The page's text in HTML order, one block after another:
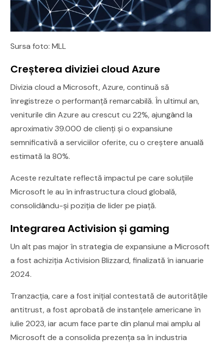
Sursa foto: MLL
Creșterea diviziei cloud Azure
Divizia cloud a Microsoft, Azure, continuă să
înregistreze o performanță remarcabilă. În ultimul an,
veniturile din Azure au crescut cu 22%, ajungând la
aproximativ 39.000 de clienți și o expansiune
semnificativă a serviciilor oferite, cu o creștere anuală
estimată la 80%.
Aceste rezultate reflectă impactul pe care soluțiile
Microsoft le au în infrastructura cloud globală,
consolidându-și poziția de lider pe piață.
Integrarea Activision și gaming
Un alt pas major în strategia de expansiune a Microsoft
a fost achiziția Activision Blizzard, finalizată în ianuarie
2024.
Tranzacția, care a fost inițial contestată de autoritățile
antitrust, a fost aprobată de instanțele americane în
iulie 2023, iar acum face parte din planul mai amplu al
Microsoft de a consolida prezența sa în industria